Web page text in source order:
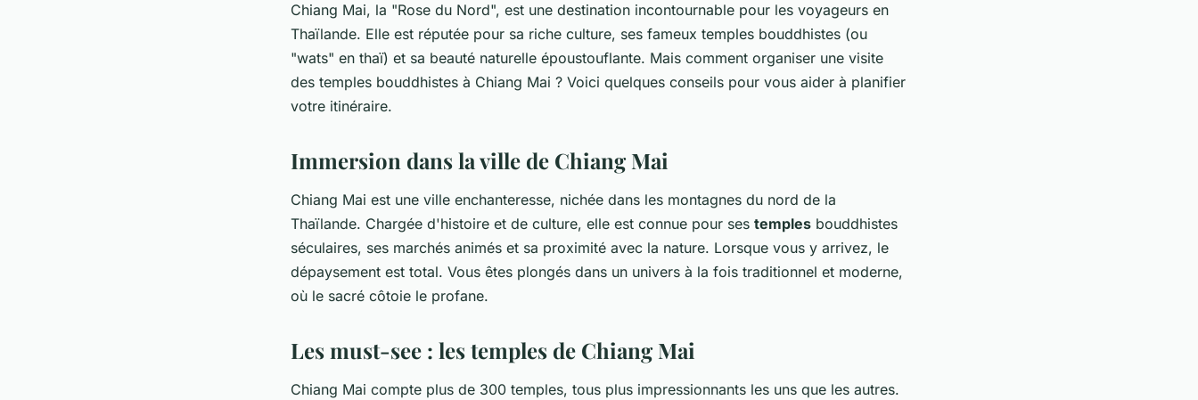
Chiang Mai, la "Rose du Nord", est une destination incontournable pour les voyageurs en
Thaïlande. Elle est réputée pour sa riche culture, ses fameux temples bouddhistes (ou
"wats" en thaï) et sa beauté naturelle époustouflante. Mais comment organiser une visite
des temples bouddhistes à Chiang Mai ? Voici quelques conseils pour vous aider à planifier
votre itinéraire.
Immersion dans la ville de Chiang Mai
Chiang Mai est une ville enchanteresse, nichée dans les montagnes du nord de la
Thaïlande. Chargée d'histoire et de culture, elle est connue pour ses temples bouddhistes
séculaires, ses marchés animés et sa proximité avec la nature. Lorsque vous y arrivez, le
dépaysement est total. Vous êtes plongés dans un univers à la fois traditionnel et moderne,
où le sacré côtoie le profane.
Les must-see : les temples de Chiang Mai
Chiang Mai compte plus de 300 temples, tous plus impressionnants les uns que les autres.